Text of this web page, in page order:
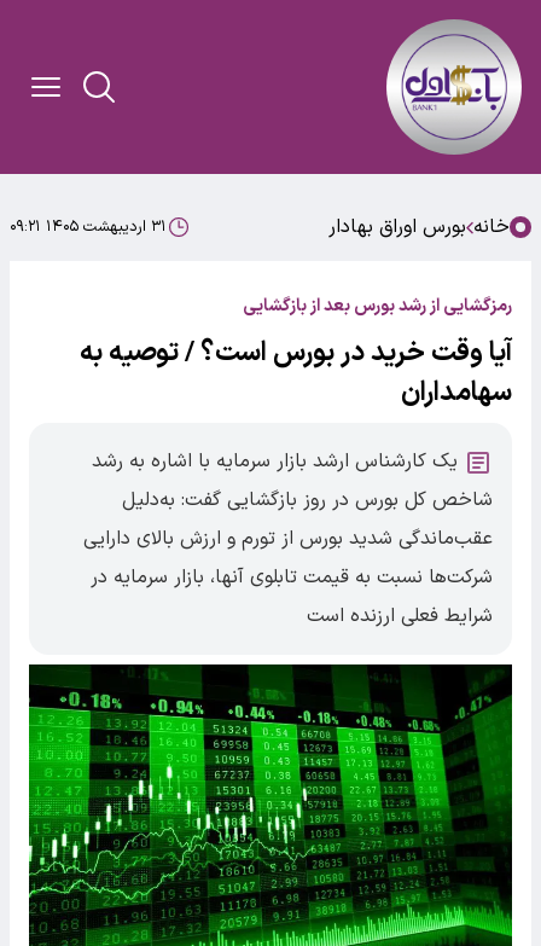
خانه بورس اوراق بهادار ۳۱ اردیبهشت ۱۴۰۵ ۰۹:۲۱
رمزگشایی از رشد بورس بعد از بازگشایی
آیا وقت خرید در بورس است؟ / توصیه به
سهامداران
یک کارشناس ارشد بازار سرمایه با اشاره به رشد
شاخص کل بورس در روز بازگشایی گفت: به‌دلیل
عقب‌ماندگی شدید بورس از تورم و ارزش بالای دارایی
شرکت‌ها نسبت به قیمت تابلوی آنها، بازار سرمایه در
شرایط فعلی ارزنده است